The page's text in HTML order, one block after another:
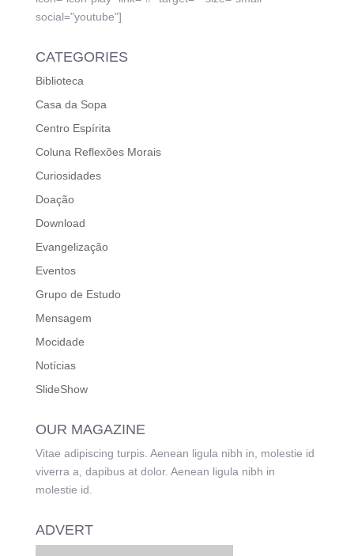
social="youtube"]
CATEGORIES
Biblioteca
Casa da Sopa
Centro Espírita
Coluna Reflexões Morais
Curiosidades
Doação
Download
Evangelização
Eventos
Grupo de Estudo
Mensagem
Mocidade
Notícias
SlideShow
OUR MAGAZINE
Vitae adipiscing turpis. Aenean ligula nibh in, molestie id
viverra a, dapibus at dolor. Aenean ligula nibh in
molestie id.
ADVERT